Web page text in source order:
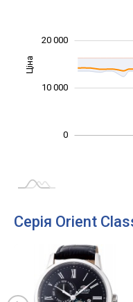
Ціна
0
10 000
20 000
Серія Orient